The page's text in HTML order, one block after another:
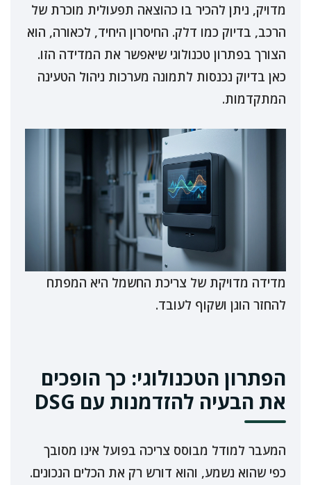
מדויק, ניתן להכיר בו כהוצאה תפעולית מוכרת של
הרכב, בדיוק כמו דלק. החיסרון היחיד, לכאורה, הוא
הצורך בפתרון טכנולוגי שיאפשר את המדידה הזו.
כאן בדיוק נכנסות לתמונה מערכות ניהול הטעינה
המתקדמות.
מדידה מדויקת של צריכת החשמל היא המפתח
להחזר הוגן ושקוף לעובד.
הפתרון הטכנולוגי: כך הופכים
את הבעיה להזדמנות עם DSG
המעבר למודל מבוסס צריכה בפועל אינו מסובך
כפי שהוא נשמע, והוא דורש רק את הכלים הנכונים.